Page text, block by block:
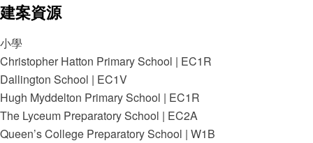
建案資源
小學
Christopher Hatton Primary School | EC1R
Dallington School | EC1V
Hugh Myddelton Primary School | EC1R
The Lyceum Preparatory School | EC2A
Queen’s College Preparatory School | W1B